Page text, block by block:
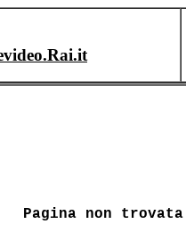
Pagina non trovata